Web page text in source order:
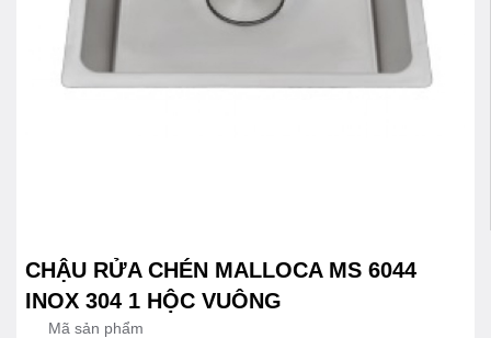
CHẬU RỬA CHÉN MALLOCA MS 6044
INOX 304 1 HỘC VUÔNG
Mã sản phẩm